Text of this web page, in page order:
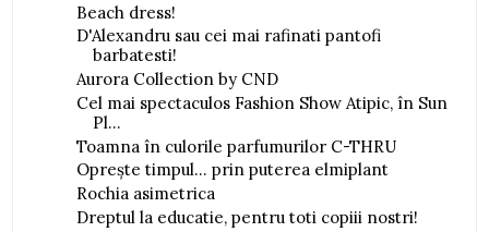
Beach dress!
D'Alexandru sau cei mai rafinati pantofi
barbatesti!
Aurora Collection by CND
Cel mai spectaculos Fashion Show Atipic, în Sun
Pl...
Toamna în culorile parfumurilor C-THRU
Opreşte timpul... prin puterea elmiplant
Rochia asimetrica
Dreptul la educatie, pentru toti copiii nostri!